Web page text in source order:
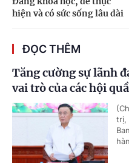
hiện và có sức sống lâu dài
ĐỌC THÊM
Tăng cường sự lãnh
vai trò của các hội
trị,